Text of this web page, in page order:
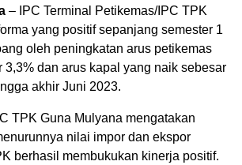
– IPC Terminal Petikemas/IPC TPK
yang positif sepanjang semester 1
oleh peningkatan arus petikemas
3,3% dan arus kapal yang naik sebesar
akhir Juni 2023.
TPK Guna Mulyana mengatakan
nilai impor dan ekspor
berhasil membukukan kinerja positif.